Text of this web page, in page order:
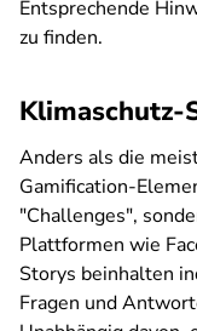
Entsprechende
zu finden.
Klimaschutz-
Anders als die
Gamification-
"Challenges",
Plattformen wie
Storys beinhalten
Fragen und